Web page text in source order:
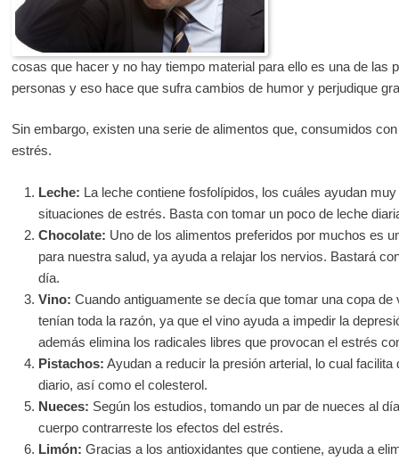
cosas que hacer y no hay tiempo material para ello es una de las
personas y eso hace que sufra cambios de humor y perjudique
Sin embargo, existen una serie de alimentos que, consumidos
estrés.
Leche: La leche contiene fosfolípidos, los cuáles ayudan
situaciones de estrés. Basta con tomar un poco de leche
Chocolate: Uno de los alimentos preferidos por muchos es
para nuestra salud, ya ayuda a relajar los nervios. Bastará
día.
Vino: Cuando antiguamente se decía que tomar una copa de
tenían toda la razón, ya que el vino ayuda a impedir la
además elimina los radicales libres que provocan el estrés
Pistachos: Ayudan a reducir la presión arterial, lo cual
diario, así como el colesterol.
Nueces: Según los estudios, tomando un par de nueces al
cuerpo contrarreste los efectos del estrés.
Limón: Gracias a los antioxidantes que contiene, ayuda a